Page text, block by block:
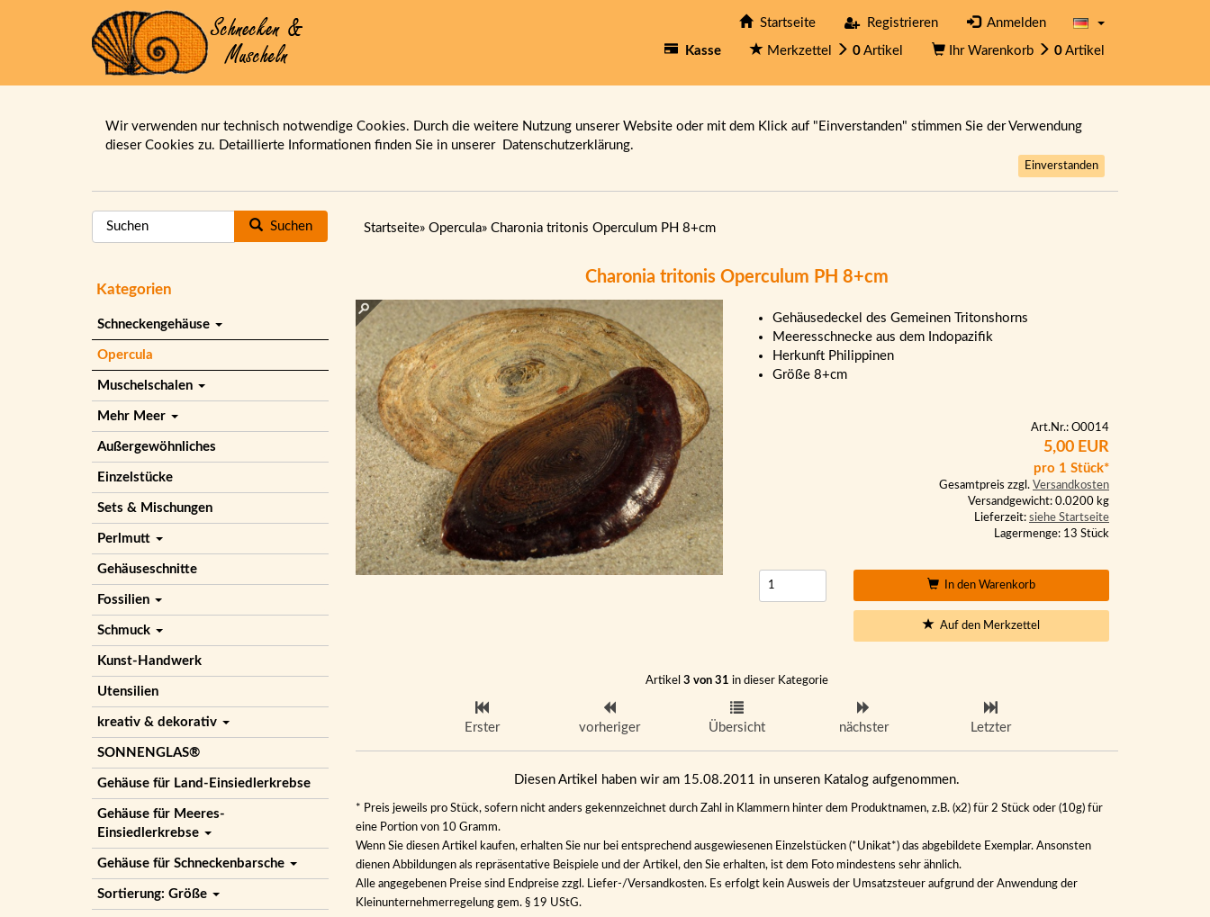
Startseite Registrieren Anmelden
Kasse Merkzettel 0 Artikel Ihr Warenkorb 0 Artikel
Wir verwenden nur technisch notwendige Cookies. Durch die weitere Nutzung unserer Website oder mit dem Klick auf "Einverstanden" stimmen Sie der Verwendung
dieser Cookies zu. Detaillierte Informationen finden Sie in unserer Datenschutzerklärung.
Einverstanden
Suchen
Kategorien
Schneckengehäuse
Opercula
Muschelschalen
Mehr Meer
Außergewöhnliches
Einzelstücke
Sets & Mischungen
Perlmutt
Gehäuseschnitte
Fossilien
Schmuck
Kunst-Handwerk
Utensilien
kreativ & dekorativ
SONNENGLAS®
Gehäuse für Land-Einsiedlerkrebse
Gehäuse für Meeres-
Einsiedlerkrebse
Gehäuse für Schneckenbarsche
Sortierung: Größe
Startseite» Opercula» Charonia tritonis Operculum PH 8+cm
Charonia tritonis Operculum PH 8+cm
Gehäusedeckel des Gemeinen Tritonshorns
Meeresschnecke aus dem Indopazifik
Herkunft Philippinen
Größe 8+cm
Art.Nr.: O0014
5,00 EUR
pro 1 Stück*
Gesamtpreis zzgl. Versandkosten
Versandgewicht: 0.0200 kg
Lieferzeit: siehe Startseite
Lagermenge: 13 Stück
In den Warenkorb
Auf den Merkzettel
Artikel 3 von 31 in dieser Kategorie
Erster vorheriger Übersicht nächster Letzter
Diesen Artikel haben wir am 15.08.2011 in unseren Katalog aufgenommen.
* Preis jeweils pro Stück, sofern nicht anders gekennzeichnet durch Zahl in Klammern hinter dem Produktnamen, z.B. (x2) für 2 Stück oder (10g) für
eine Portion von 10 Gramm.
Wenn Sie diesen Artikel kaufen, erhalten Sie nur bei entsprechend ausgewiesenen Einzelstücken (*Unikat*) das abgebildete Exemplar. Ansonsten
dienen Abbildungen als repräsentative Beispiele und der Artikel, den Sie erhalten, ist dem Foto mindestens sehr ähnlich.
Alle angegebenen Preise sind Endpreise zzgl. Liefer-/Versandkosten. Es erfolgt kein Ausweis der Umsatzsteuer aufgrund der Anwendung der
Kleinunternehmerregelung gem. § 19 UStG.